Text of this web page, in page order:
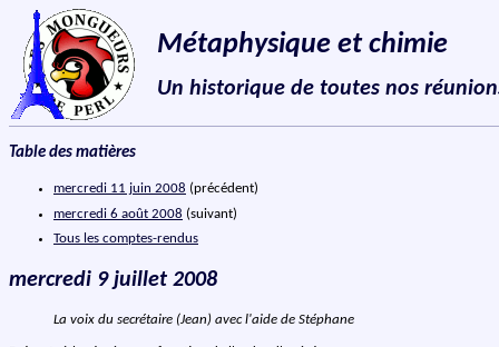
Métaphysique et chimie
Un historique de toutes nos
Table des matières
mercredi 11 juin 2008 (précédent)
mercredi 6 août 2008 (suivant)
Tous les comptes-rendus
mercredi 9 juillet 2008
La voix du secrétaire (Jean) avec l'aide de Stéphane